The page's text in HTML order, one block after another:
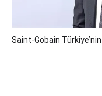
Saint-Gobain